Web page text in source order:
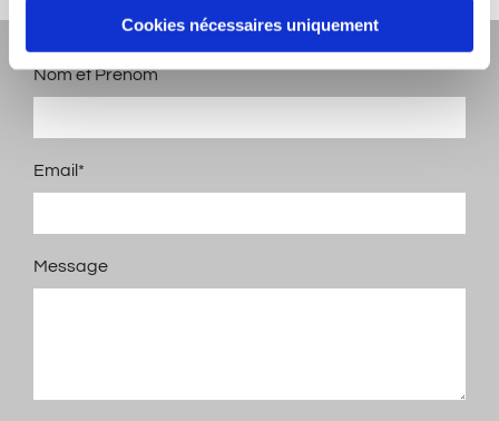
Cookies nécessaires uniquement
Nom et Prénom
Email*
Message